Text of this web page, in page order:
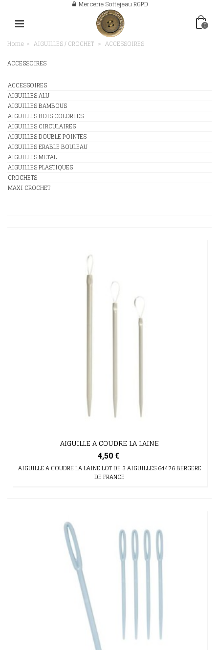
Mercerie Sottejeau RGPD
0
Home > AIGUILLES / CROCHET > ACCESSOIRES
ACCESSOIRES
ACCESSOIRES
AIGUILLES ALU
AIGUILLES BAMBOUS
AIGUILLES BOIS COLOREES
AIGUILLES CIRCULAIRES
AIGUILLES DOUBLE POINTES
AIGUILLES ERABLE BOULEAU
AIGUILLES METAL
AIGUILLES PLASTIQUES
CROCHETS
MAXI CROCHET
AIGUILLE A COUDRE LA LAINE
4,50 €
AIGUILLE A COUDRE LA LAINE LOT DE 3 AIGUILLES 64476 BERGERE
DE FRANCE